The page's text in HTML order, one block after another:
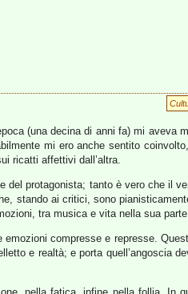
(una decina di anni fa) mi aveva
mi ero anche sentito
ricatti affettivi dall’altra.
del protagonista; tanto è vero che il
stando ai critici, sono
tra musica e vita nella sua
compresse e represse.
e realtà; e porta quell’angoscia